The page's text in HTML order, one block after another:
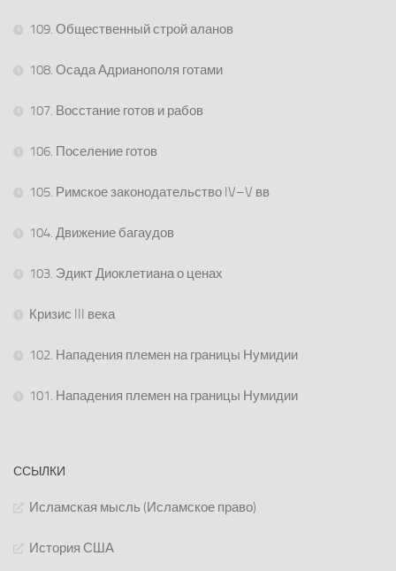
109. Общественный строй аланов
108. Осада Адрианополя готами
107. Восстание готов и рабов
106. Поселение готов
105. Римское законодательство IV–V вв
104. Движение багаудов
103. Эдикт Диоклетиана о ценах
Кризис III века
102. Нападения племен на границы Нумидии
101. Нападения племен на границы Нумидии
ССЫЛКИ
Исламская мысль (Исламское право)
История США